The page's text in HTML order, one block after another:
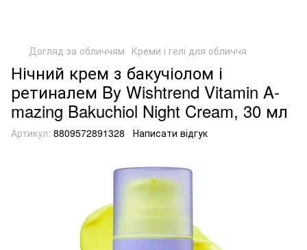
Догляд за обличчям Креми і гелі для обличчя
Нічний крем з бакучіолом і
ретиналем By Wishtrend Vitamin A-
mazing Bakuchiol Night Cream, 30 мл
Артикул: 8809572891328 Написати відгук